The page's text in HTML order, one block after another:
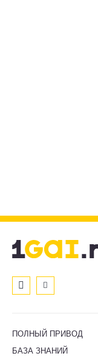
ПОЛНЫЙ ПРИВОД
БАЗА ЗНАНИЙ